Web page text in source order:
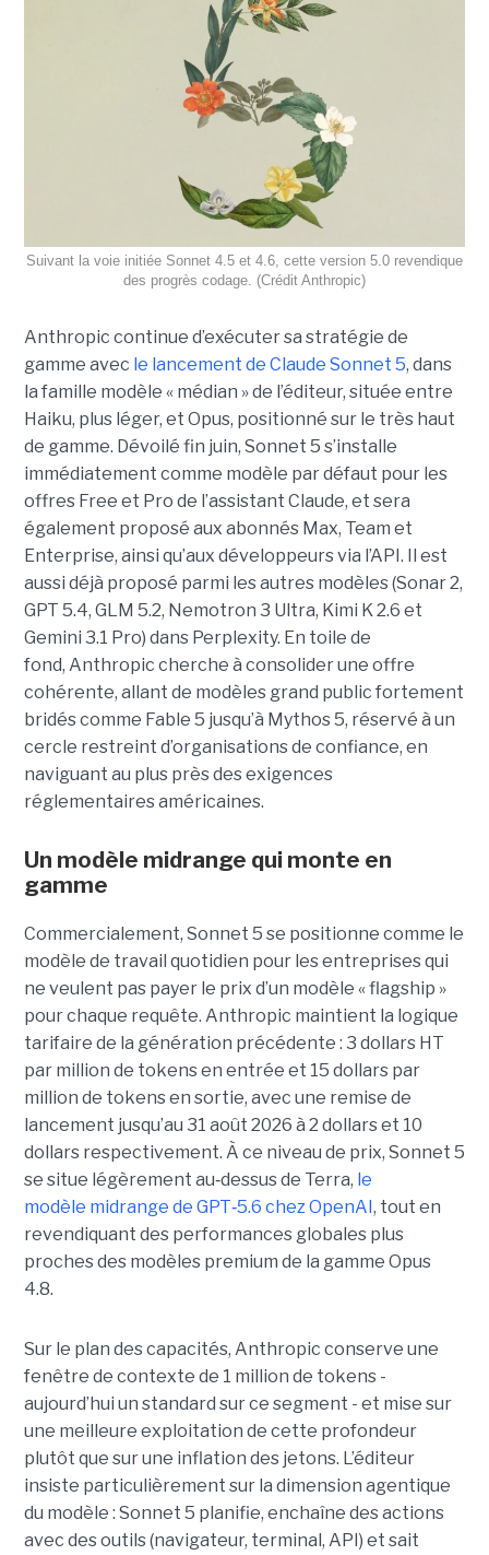
Suivant la voie initiée Sonnet 4.5 et 4.6, cette version 5.0 revendique
des progrès codage. (Crédit Anthropic)
Anthropic continue d’exécuter sa stratégie de
gamme avec le lancement de Claude Sonnet 5, dans
la famille modèle « médian » de l’éditeur, située entre
Haiku, plus léger, et Opus, positionné sur le très haut
de gamme. Dévoilé fin juin, Sonnet 5 s’installe
immédiatement comme modèle par défaut pour les
offres Free et Pro de l’assistant Claude, et sera
également proposé aux abonnés Max, Team et
Enterprise, ainsi qu’aux développeurs via l’API. Il est
aussi déjà proposé parmi les autres modèles (Sonar 2,
GPT 5.4, GLM 5.2, Nemotron 3 Ultra, Kimi K 2.6 et
Gemini 3.1 Pro) dans Perplexity. En toile de
fond, Anthropic cherche à consolider une offre
cohérente, allant de modèles grand public fortement
bridés comme Fable 5 jusqu’à Mythos 5, réservé à un
cercle restreint d’organisations de confiance, en
naviguant au plus près des exigences
réglementaires américaines.
Un modèle midrange qui monte en
gamme
Commercialement, Sonnet 5 se positionne comme le
modèle de travail quotidien pour les entreprises qui
ne veulent pas payer le prix d’un modèle « flagship »
pour chaque requête. Anthropic maintient la logique
tarifaire de la génération précédente : 3 dollars HT
par million de tokens en entrée et 15 dollars par
million de tokens en sortie, avec une remise de
lancement jusqu’au 31 août 2026 à 2 dollars et 10
dollars respectivement. À ce niveau de prix, Sonnet 5
se situe légèrement au‑dessus de Terra, le
modèle midrange de GPT‑5.6 chez OpenAI, tout en
revendiquant des performances globales plus
proches des modèles premium de la gamme Opus
4.8.
Sur le plan des capacités, Anthropic conserve une
fenêtre de contexte de 1 million de tokens -
aujourd’hui un standard sur ce segment - et mise sur
une meilleure exploitation de cette profondeur
plutôt que sur une inflation des jetons. L’éditeur
insiste particulièrement sur la dimension agentique
du modèle : Sonnet 5 planifie, enchaîne des actions
avec des outils (navigateur, terminal, API) et sait